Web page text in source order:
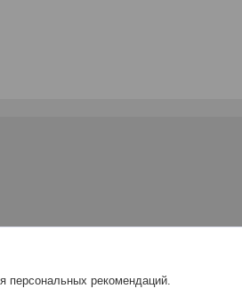
персональных рекомендаций.